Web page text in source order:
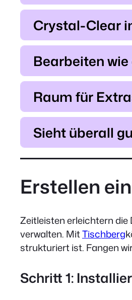
Crystal-Clear
Bearbeiten
Raum für
Sieht überall
Erstellen
Zeitleisten erleichtern die
verwalten. MitTischberg
strukturiert ist. Fangen
Schritt 1: